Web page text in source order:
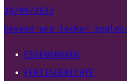
28/09/2022
Gesund und lecker
ESSENSBOXEN
FERTIGGERICHTE